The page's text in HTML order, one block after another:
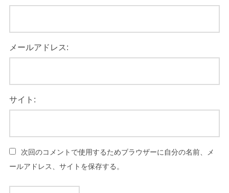
メールアドレス:
サイト:
次回のコメントで使用するためブラウザーに自分の名前、メ
ールアドレス、サイトを保存する。